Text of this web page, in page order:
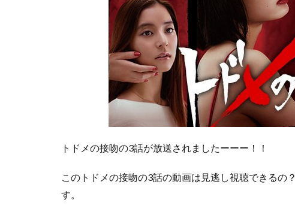
トドメの接吻の3話が放送されましたーーー！！
この トドメの接吻の3話の動画は見逃し視聴できるの？
す。